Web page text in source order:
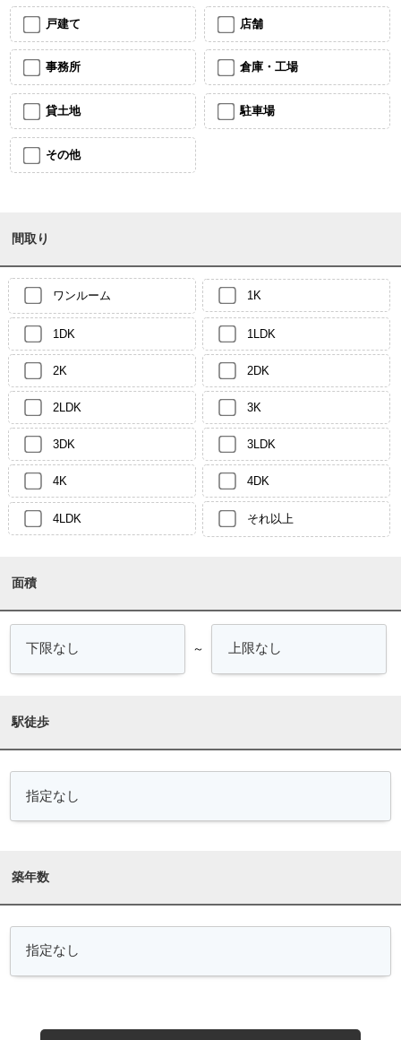
戸建て 店舗
事務所 倉庫・工場
貸土地 駐車場
その他
間取り
ワンルーム 1K
1DK 1LDK
2K 2DK
2LDK 3K
3DK 3LDK
4K 4DK
4LDK それ以上
面積
～
駅徒歩
築年数